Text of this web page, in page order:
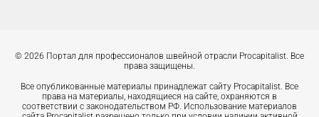
© 2026 Портал для профессионалов швейной отрасли Procapitalist. Все
права защищены.
Все опубликованные материалы принадлежат сайту Procapitalist. Все
права на материалы, находящиеся на сайте, охраняются в
соответствии с законодательством РФ. Использование материалов